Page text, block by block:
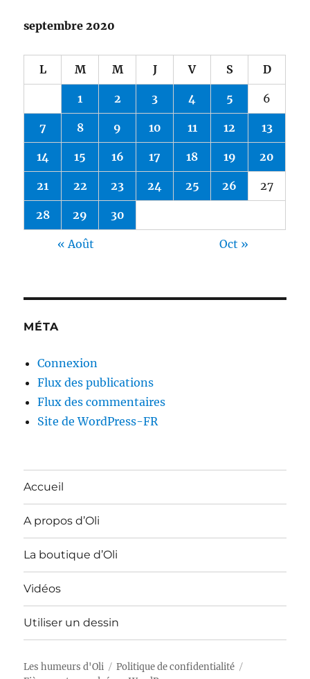
septembre 2020
L M M J V S D
1 2 3 4 5 6
7 8 9 10 11 12 13
14 15 16 17 18 19 20
21 22 23 24 25 26 27
28 29 30
« Août Oct »
MÉTA
Connexion
Flux des publications
Flux des commentaires
Site de WordPress-FR
Accueil
A propos d’Oli
La boutique d’Oli
Vidéos
Utiliser un dessin
Les humeurs d'Oli
Politique de confidentialité